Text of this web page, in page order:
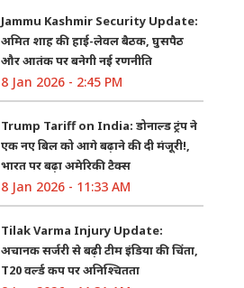
Jammu Kashmir Security Update:
अमित शाह की हाई-लेवल बैठक, घुसपैठ
और आतंक पर बनेगी नई रणनीति
8 Jan 2026 - 2:45 PM
Trump Tariff on India: डोनाल्ड ट्रंप ने
एक नए बिल को आगे बढ़ाने की दी मंजूरी!,
भारत पर बढ़ा अमेरिकी टैक्स
8 Jan 2026 - 11:33 AM
Tilak Varma Injury Update:
अचानक सर्जरी से बढ़ी टीम इंडिया की चिंता,
T20 वर्ल्ड कप पर अनिश्चितता